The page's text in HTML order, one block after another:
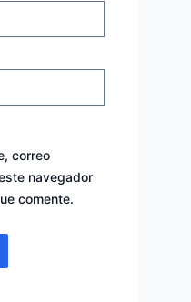
correo
navegador
comente.